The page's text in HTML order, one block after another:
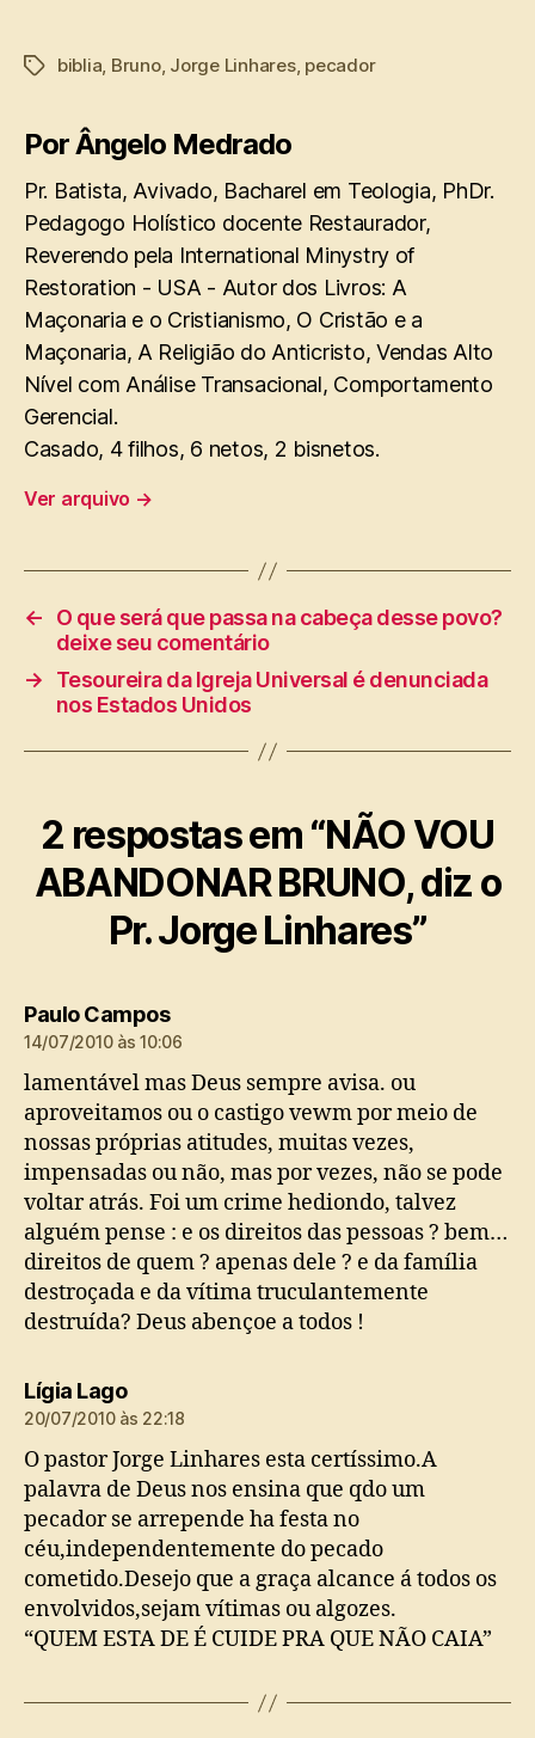
Tagsbiblia, Bruno, Jorge Linhares, pecador
Por Ângelo Medrado
Pr. Batista, Avivado, Bacharel em Teologia, PhDr.
Pedagogo Holístico docente Restaurador,
Reverendo pela International Minystry of
Restoration - USA - Autor dos Livros: A
Maçonaria e o Cristianismo, O Cristão e a
Maçonaria, A Religião do Anticristo, Vendas Alto
Nível com Análise Transacional, Comportamento
Gerencial.
Casado, 4 filhos, 6 netos, 2 bisnetos.
Ver arquivo →
←
O que será que passa na cabeça desse povo?
deixe seu comentário
→
Tesoureira da Igreja Universal é denunciada
nos Estados Unidos
2 respostas em “NÃO VOU
ABANDONAR BRUNO, diz o
Pr. Jorge Linhares”
Paulo Camposdiz:
14/07/2010 às 10:06
lamentável mas Deus sempre avisa. ou
aproveitamos ou o castigo vewm por meio de
nossas próprias atitudes, muitas vezes,
impensadas ou não, mas por vezes, não se pode
voltar atrás. Foi um crime hediondo, talvez
alguém pense : e os direitos das pessoas ? bem…
direitos de quem ? apenas dele ? e da família
destroçada e da vítima truculantemente
destruída? Deus abençoe a todos !
Lígia Lagodiz:
20/07/2010 às 22:18
O pastor Jorge Linhares esta certíssimo.A
palavra de Deus nos ensina que qdo um
pecador se arrepende ha festa no
céu,independentemente do pecado
cometido.Desejo que a graça alcance á todos os
envolvidos,sejam vítimas ou algozes.
“QUEM ESTA DE É CUIDE PRA QUE NÃO CAIA”